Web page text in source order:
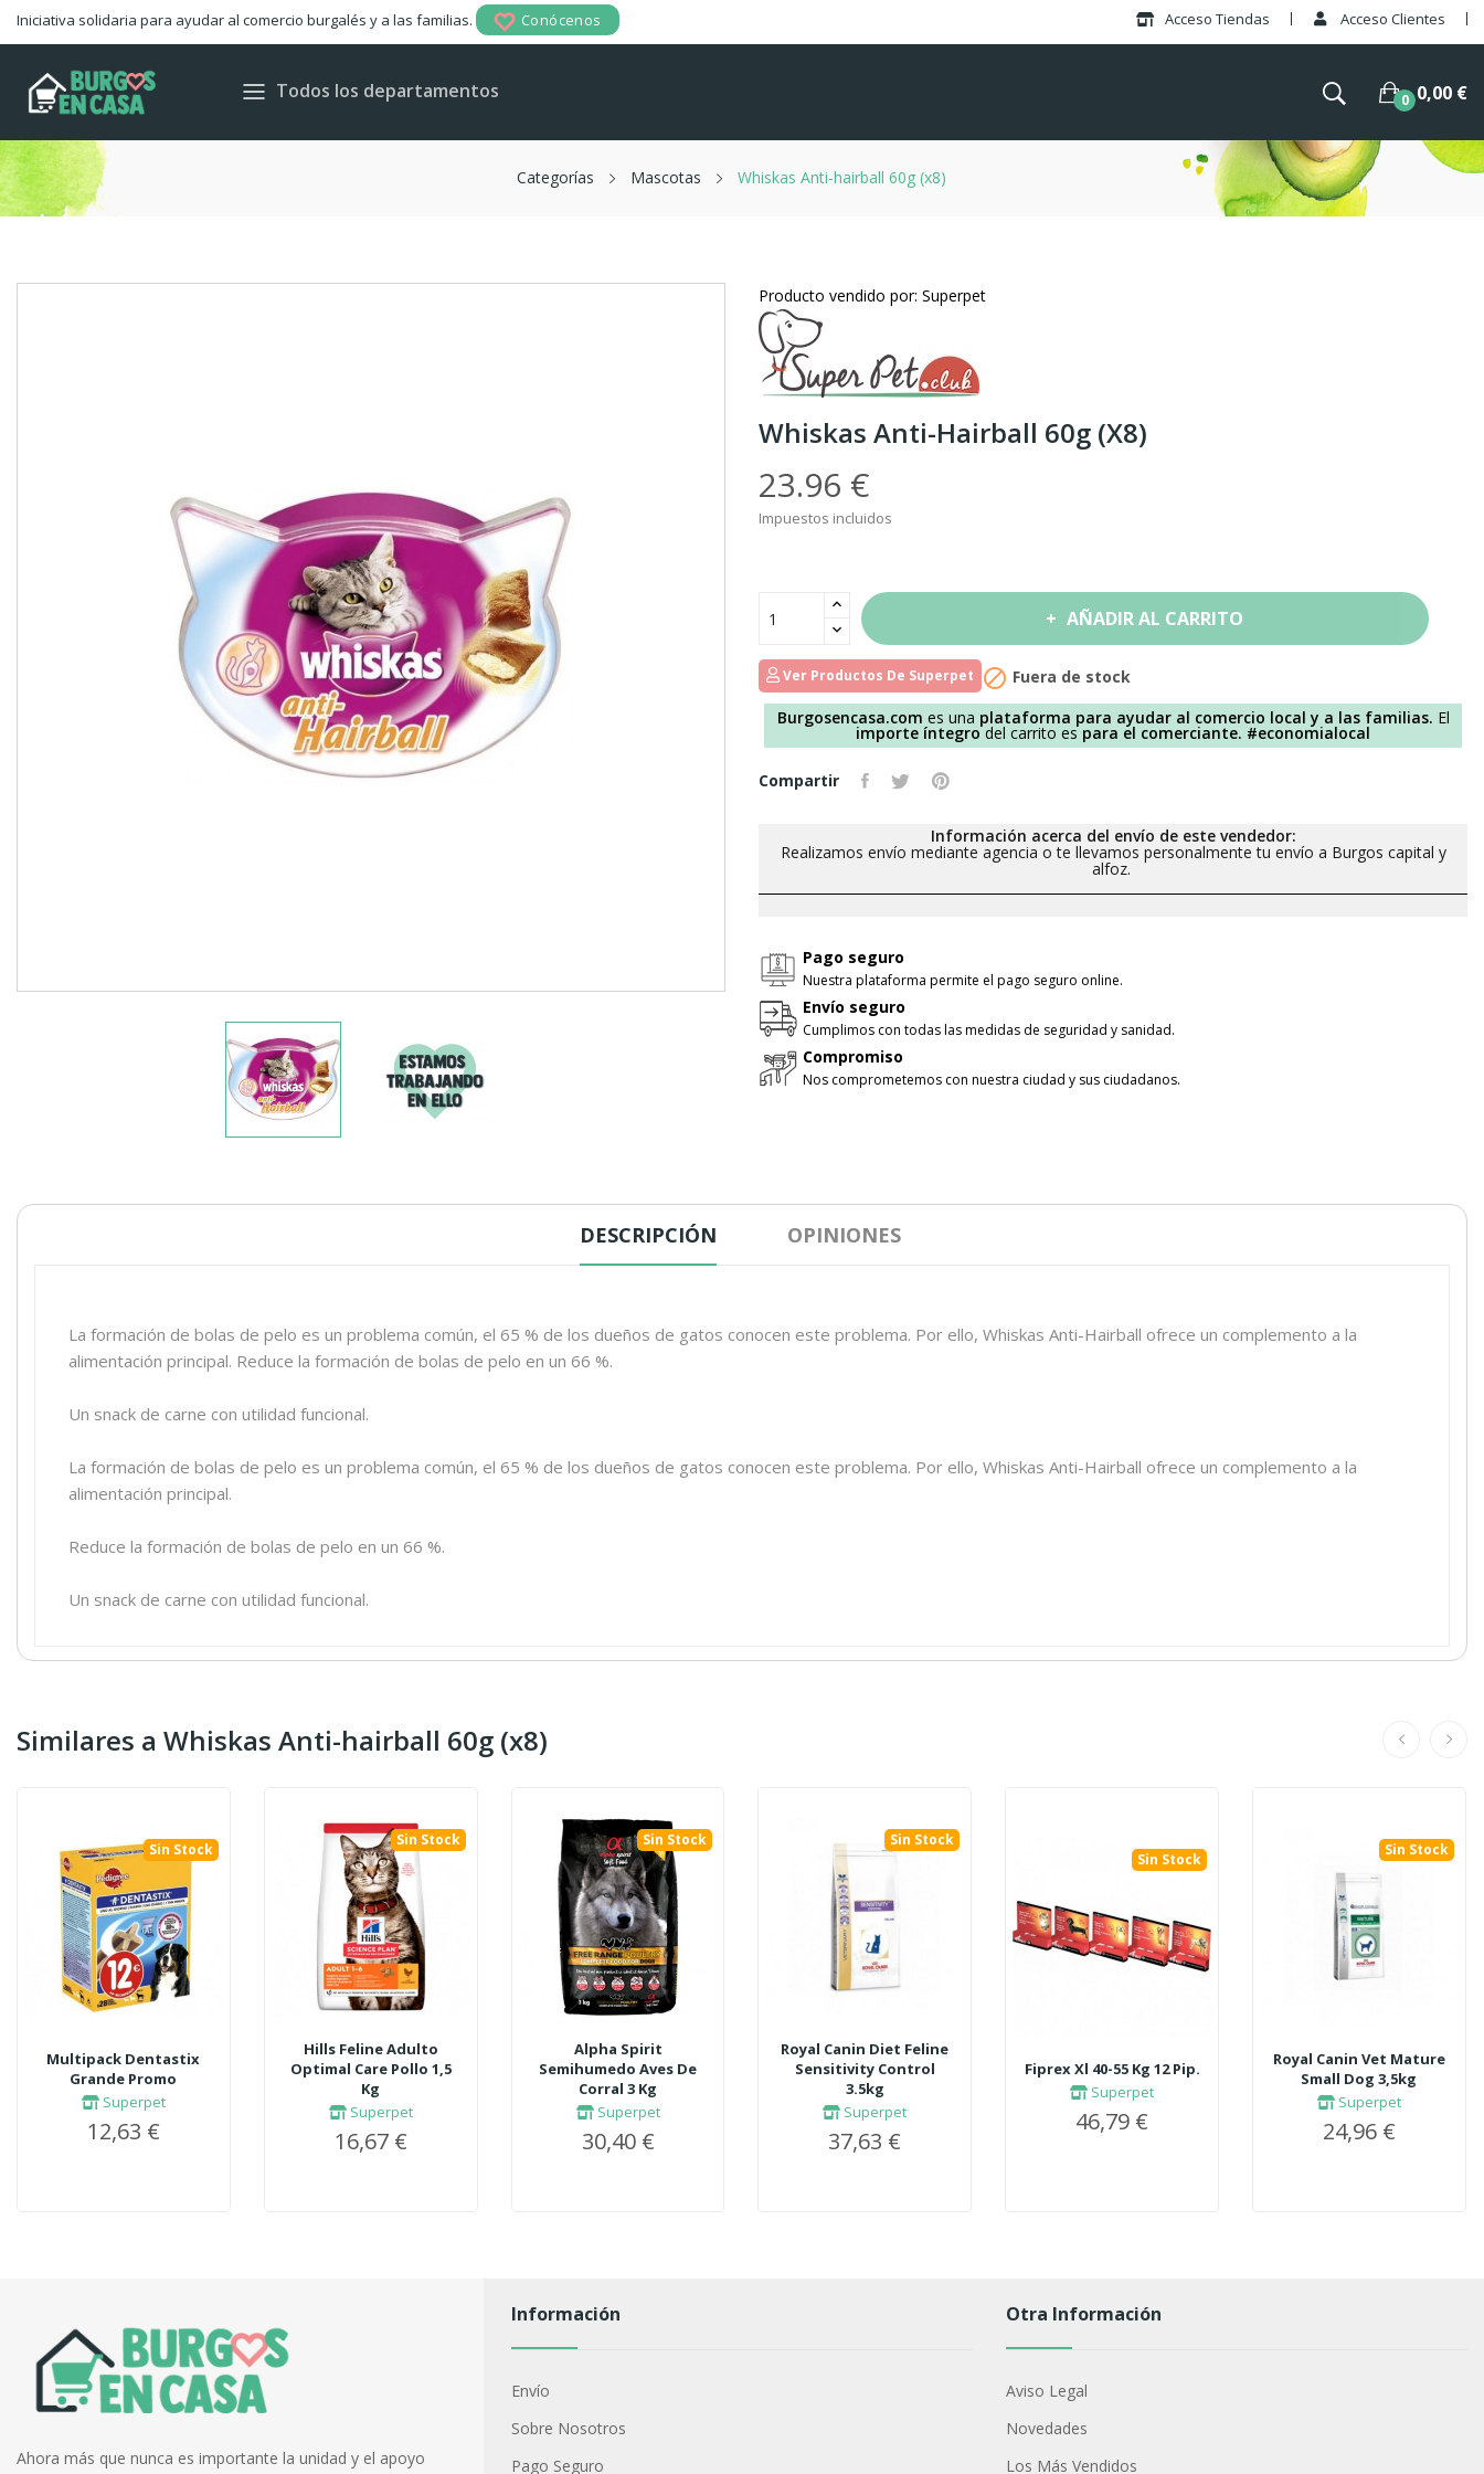
Acceso Clientes
Acceso Tiendas
Iniciativa solidaria para ayudar al comercio burgalés y a las familias. Conócenos
Todos los departamentos 0 0,00 €
Categorías Mascotas Whiskas Anti-hairball 60g (x8)
Producto vendido por: Superpet
Whiskas Anti-Hairball 60g (x8)
23.96 €
Impuestos incluidos
AÑADIR AL CARRITO
Ver Productos De Superpet  Fuera de stock
Burgosencasa.com es una plataforma para ayudar al comercio local y a las familias. El
importe íntegrodel carrito es para el comerciante. #economialocal
Compartir
Información acerca del envío de este vendedor:
Realizamos envío mediante agencia o te llevamos personalmente tu envío a Burgos capital y
alfoz.
Pago seguro
Nuestra plataforma permite el pago seguro online.
Envío seguro
Cumplimos con todas las medidas de seguridad y sanidad.
Compromiso
Nos comprometemos con nuestra ciudad y sus ciudadanos.
DESCRIPCIÓN OPINIONES
La formación de bolas de pelo es un problema común, el 65 % de los dueños de gatos conocen este problema. Por ello, Whiskas Anti-Hairball ofrece un complemento a la
alimentación principal. Reduce la formación de bolas de pelo en un 66 %.
Un snack de carne con utilidad funcional.
La formación de bolas de pelo es un problema común, el 65 % de los dueños de gatos conocen este problema. Por ello, Whiskas Anti-Hairball ofrece un complemento a la
alimentación principal.
Reduce la formación de bolas de pelo en un 66 %.
Un snack de carne con utilidad funcional.
Similares a Whiskas Anti-hairball 60g (x8)
Sin Stock
Multipack Dentastix
Grande Promo
Superpet
12,63 €
Sin Stock
Hills Feline Adulto
Optimal Care Pollo 1,5
Kg
Superpet
16,67 €
Sin Stock
Alpha Spirit
Semihumedo Aves De
Corral 3 Kg
Superpet
30,40 €
Sin Stock
Royal Canin Diet Feline
Sensitivity Control
3.5kg
Superpet
37,63 €
Sin Stock
Fiprex Xl 40-55 Kg 12 Pip.
Superpet
46,79 €
Sin Stock
Royal Canin Vet Mature
Small Dog 3,5kg
Superpet
24,96 €
Ahora más que nunca es importante la unidad y el apoyo
Información
Envío
Sobre Nosotros
Pago Seguro
Otra Información
Aviso Legal
Novedades
Los Más Vendidos